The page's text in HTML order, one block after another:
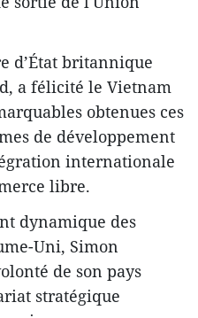
d’État britannique
a félicité le Vietnam
obtenues ces
de développement
internationale
libre.
dynamique des
Uni, Simon
de son pays
stratégique